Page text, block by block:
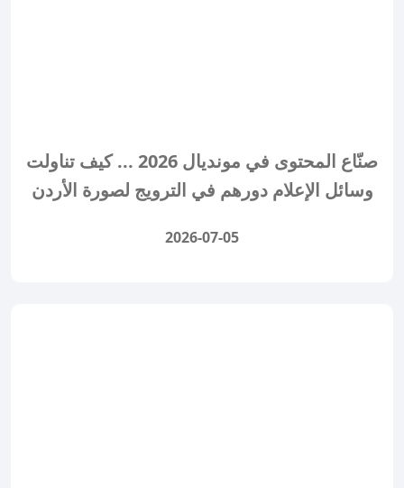
صنّاع المحتوى في مونديال 2026 ... كيف تناولت
وسائل الإعلام دورهم في الترويج لصورة الأردن
2026-07-05